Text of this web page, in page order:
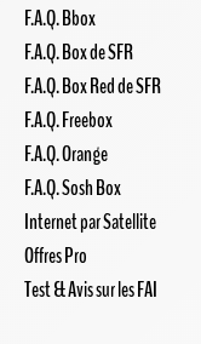
F.A.Q. Bbox
F.A.Q. Box de SFR
F.A.Q. Box Red de SFR
F.A.Q. Freebox
F.A.Q. Orange
F.A.Q. Sosh Box
Internet par Satellite
Offres Pro
Test & Avis sur les FAI